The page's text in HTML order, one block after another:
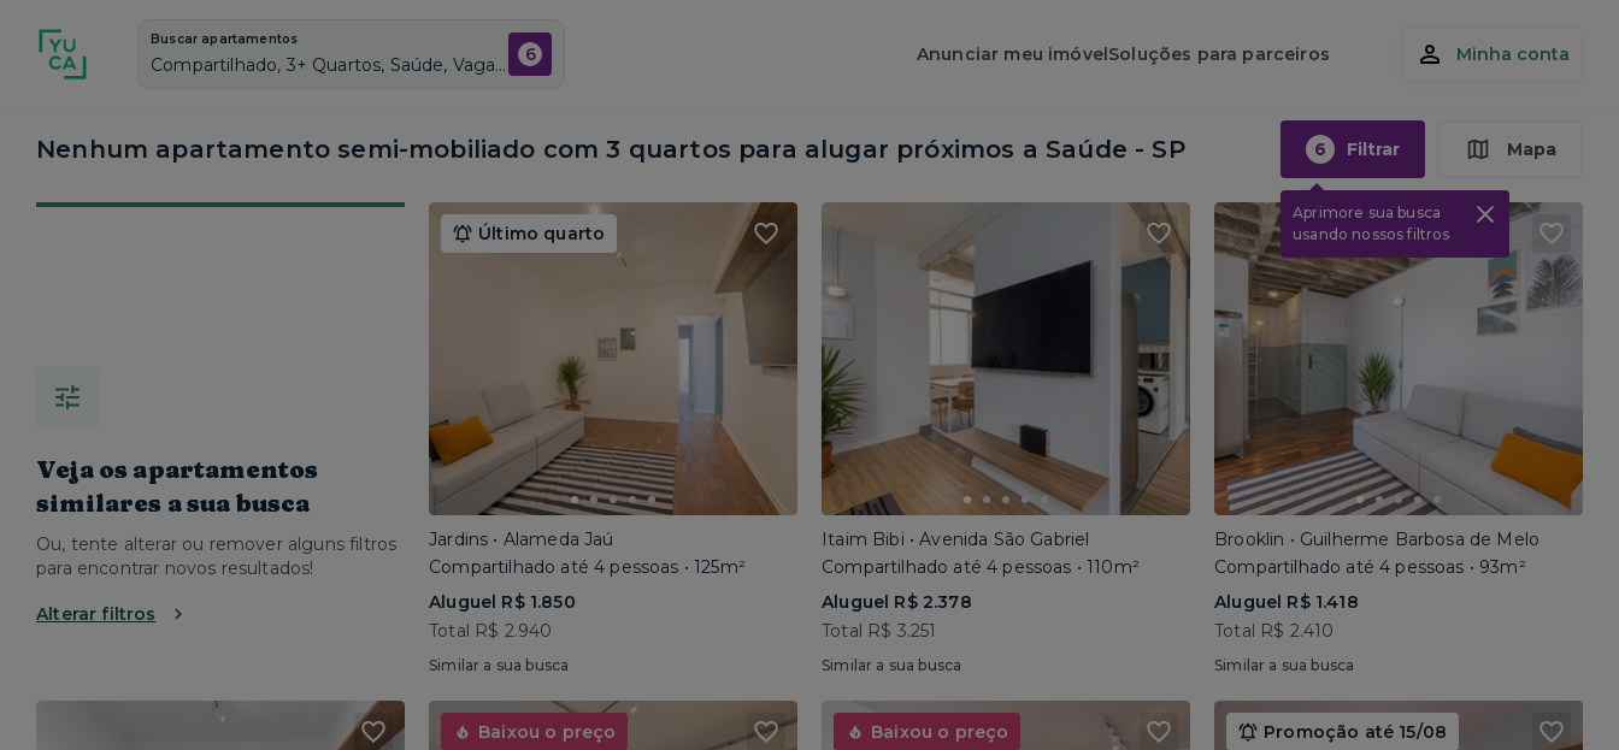
Buscar apartamentos
Compartilhado, 3+ Quartos, Saúde, Vagas de garagem: Sim, Semi mobiliado, Piscina 6 Anunciar meu imóvelSoluções para parceiros Minha conta
Nenhum apartamento semi-mobiliado com 3 quartos para alugar próximos a Saúde - SP 6 Filtrar
Aprimore sua busca
usando nossos filtros
Mapa
Veja os apartamentos
similares a sua busca
Ou, tente alterar ou remover alguns filtros
para encontrar novos resultados!
Alterar filtros
Último quarto
Jardins • Alameda Jaú
Compartilhado até 4 pessoas • 125m²
Aluguel R$ 1.850
Total R$ 2.940
Similar a sua busca
Itaim Bibi • Avenida São Gabriel
Compartilhado até 4 pessoas • 110m²
Aluguel R$ 2.378
Total R$ 3.251
Similar a sua busca
Brooklin • Guilherme Barbosa de Melo
Compartilhado até 4 pessoas • 93m²
Aluguel R$ 1.418
Total R$ 2.410
Similar a sua busca
Baixou o preço Baixou o preço Promoção até 15/08